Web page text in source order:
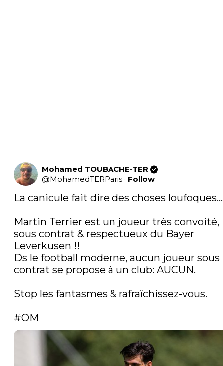
Mohamed TOUBACHE-TER
@MohamedTERParis · Follow
La canicule fait dire des choses
Martin Terrier est un joueur très convoité,
sous contrat & respectueux du Bayer
Leverkusen !!
Ds le football moderne, aucun joueur sous
contrat se propose à un club: AUCUN.
Stop les fantasmes & rafraîchissez-vous.
#OM